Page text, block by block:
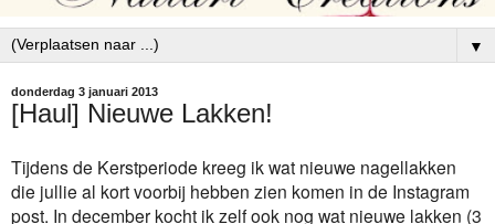
▼
donderdag 3 januari 2013
[Haul] Nieuwe Lakken!
Tijdens de Kerstperiode kreeg ik wat nieuwe nagellakken
die jullie al kort voorbij hebben zien komen in de Instagram
post. In december kocht ik zelf ook nog wat nieuwe lakken (3